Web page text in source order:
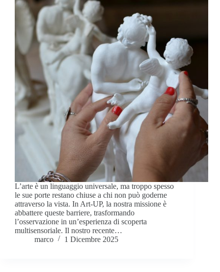
L’arte è un linguaggio universale, ma troppo spesso
le sue porte restano chiuse a chi non può goderne
attraverso la vista. In Art-UP, la nostra missione è
abbattere queste barriere, trasformando
l’osservazione in un’esperienza di scoperta
multisensoriale. Il nostro recente…
marco
1 Dicembre 2025